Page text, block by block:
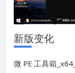
新版变化
微 PE 工具箱